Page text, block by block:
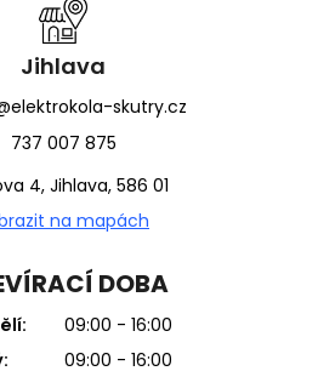
Jihlava
skutry.cz
737 007 875
4, Jihlava, 586 01
na mapách
DOBA
09:00 - 16:00
09:00 - 16:00